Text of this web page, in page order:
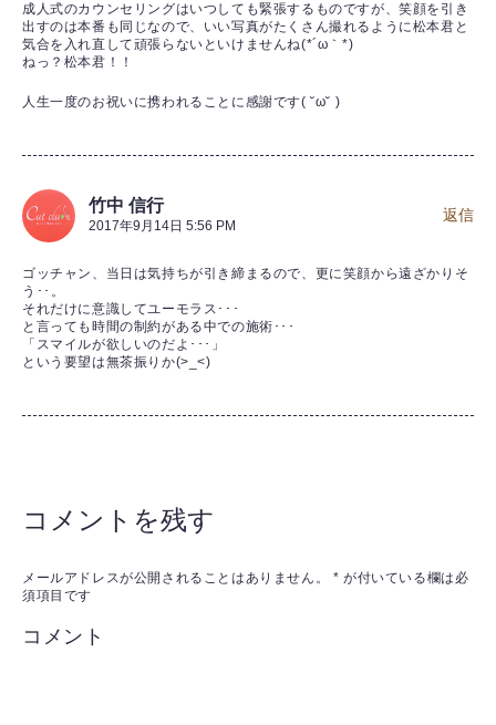
成人式のカウンセリングはいつしても緊張するものですが、笑顔を引き
出すのは本番も同じなので、いい写真がたくさん撮れるように松本君と
気合を入れ直して頑張らないといけませんね(*´ω｀*)
ねっ？松本君！！
人生一度のお祝いに携われることに感謝です( ˘ω˘ )
竹中 信行
2017年9月14日 5:56 PM
ゴッチャン、当日は気持ちが引き締まるので、更に笑顔から遠ざかりそ
う･･。
それだけに意識してユーモラス･･･
と言っても時間の制約がある中での施術･･･
「スマイルが欲しいのだよ･･･」
という要望は無茶振りか(>_<)
返信
コメントを残す
メールアドレスが公開されることはありません。 * が付いている欄は必
須項目です
コメント